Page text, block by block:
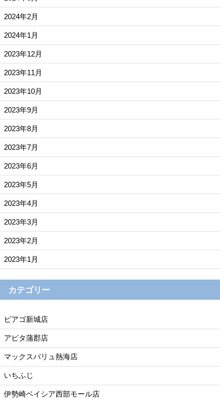
2024年2月
2024年1月
2023年12月
2023年11月
2023年10月
2023年9月
2023年8月
2023年7月
2023年6月
2023年5月
2023年4月
2023年3月
2023年2月
2023年1月
カテゴリー
ピアゴ新城店
アピタ蒲郡店
マックスバリュ熱海店
いちふじ
伊勢崎ベイシア西部モール店